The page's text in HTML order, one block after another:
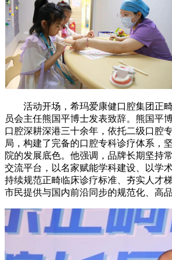
活动开场，希玛爱康健口腔集团正畸
员会主任熊国平博士发表致辞。熊国平
口腔深耕深港三十余年，依托二级口腔
局，构建了完备的口腔专科诊疗体系，
院的发展底色。他强调，品牌长期坚持
交流平台，以名家赋能学科建设、以学
持续规范正畸临床诊疗标准、夯实人才
市民提供与国内前沿同步的规范化、高